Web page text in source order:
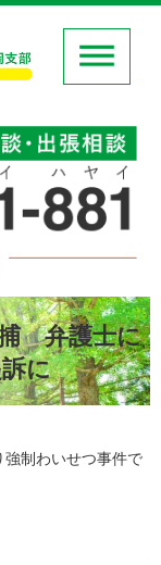
弁護士に
に
制わいせつ事件で